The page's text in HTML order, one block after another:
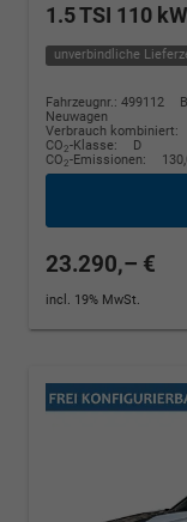
1.5 TSI 110
unverbindliche
Fahrzeugnr.: 499112
Neuwagen
Verbrauch kombiniert:
CO2-Klasse:
D
CO2-Emissionen:
23.290,– €
incl. 19% MwSt.